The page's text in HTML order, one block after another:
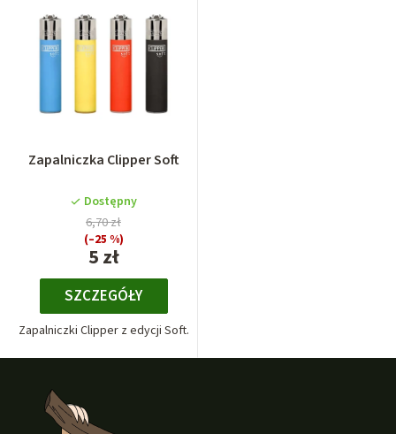
Zapalniczka Clipper Soft
Dostępny
5 zł
6,70 zł
(–25 %)
SZCZEGÓŁY
Zapalniczki Clipper z edycji Soft.
S